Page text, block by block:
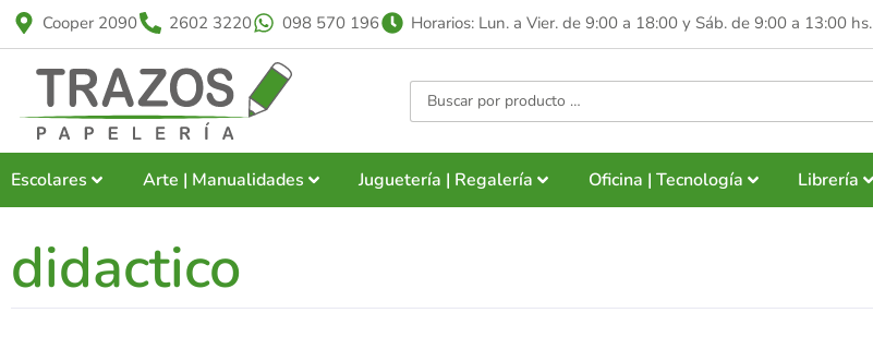
Cooper 2090 2602 3220 098 570 196 Horarios: Lun. a Vier. de 9:00 a 18:00 y Sáb. de 9:00 a 13:00 hs.
Escolares Arte | Manualidades Juguetería | Regalería Oficina | Tecnología Librería
didactico